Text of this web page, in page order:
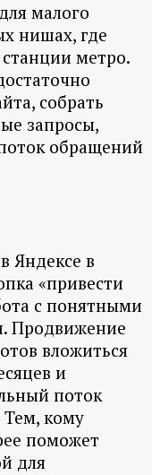
малого
нишах, где
метро.
собрать
запросы,
обращений
Яндексе в
«привести
с понятными
Продвижение
вложиться
и
поток
Тем, кому
поможет
для